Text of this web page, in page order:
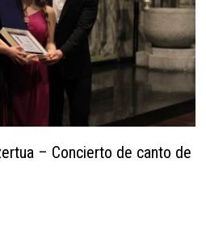
– Concierto de canto de